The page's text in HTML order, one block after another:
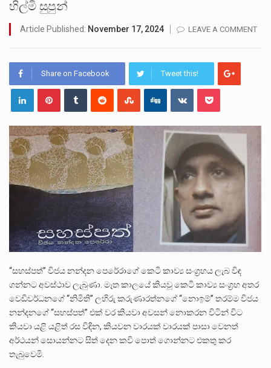
අගෝස්තු මස දෙවන ඉරිදා ලිට් රූම් සූම් සංවාදය පැවැත්වෙන්නේ "කතා කරන මහ වැව" නම් නකතාවක්…
හිටපු පොලිස්පති පූජිත් ජයසුන්දරට සහ හිටපු ආරක්ෂක අමාත්‍යංශ ලේකම් හේමසිරි ප්‍රනාන්දු විශේෂ ත්‍රිපුද්ගල මහාධිකරණය විසින්…
පසුගිය මැයි මස 31 දිනෙන් අවසන් වූ වසර තුළ ලොව පුරා විවිධ තනතුරු නාම වලින්…
මේ, දන්නා හඳුනන ලියන්නකුගේ නන්නාඳුනන අඩවියක සැරිසරා ලද ආස්වාදනීය මොහොතක සිංහාවලෝකනයකි .කෙටි කවියක දිගු බර…
හිල්මි සුපුන්
Article Published: November 17, 2024 LEAVE A COMMENT
Share on Facebook Tweet this!
“සහස්පත්” විජය නන්දන පෙරේරාගේ කෙටි කාව්‍ය සංග්‍රහය ලැබ විඳ
ගන්නට අවස්ථාව ලැබුණා. මෑත කාලයේ කියවූ කෙටි කාව්‍ය සංග්‍රහ අතර
වෙඩිවර්ධනගේ “නිමිති” ලහිරු කරුණාරත්නගේ “නොඉම්” තරම්ම විජය
නන්දනගේ “සහස්පත්” එක් වර කියවා අවසන් නොකරන විටින් විට
කියවා යළි යළිත් රස විඳින, කියවන වාරයක් වාරයක් පාසා වෙනත්
අර්ථයන් සොයන්නට සිත් දෙන කවි පොත් ගොන්නට එකතු කර
තැබුවෙමි.